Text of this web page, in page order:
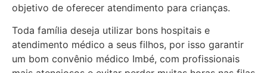
objetivo de oferecer atendimento para crianças.
Toda família deseja utilizar bons hospitais e
atendimento médico a seus filhos, por isso garantir
um bom convênio médico Imbé, com profissionais